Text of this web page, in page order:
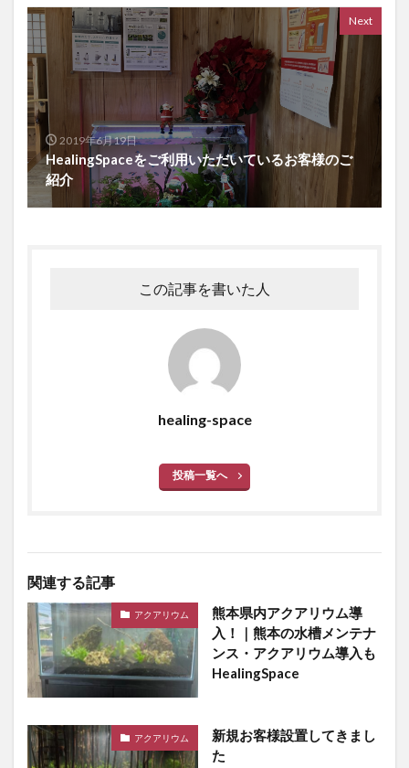
Next
2019年6月19日
HealingSpaceをご利用いただいているお客様のご
紹介
この記事を書いた人
healing-space
投稿一覧へ
関連する記事
アクアリウム
熊本県内アクアリウム導
入！｜熊本の水槽メンテナ
ンス・アクアリウム導入も
HealingSpace
アクアリウム
新規お客様設置してきまし
た